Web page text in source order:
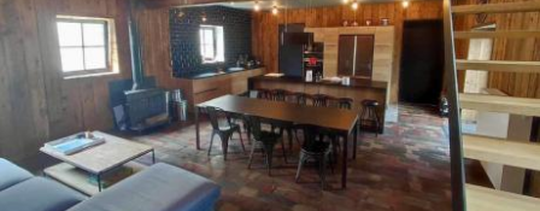
A 10 minutes de LLN, 5 minutes du Domaine du Blé, 10 minutes
de Wavre : Magnifique maison en colocation comprenant 4
chambres, de grands espaces communs dont un salon de jeux,
une buanderie, une cuisine super équipée, un jardin et une très
grande terrasse dans un environnement verdoyant....